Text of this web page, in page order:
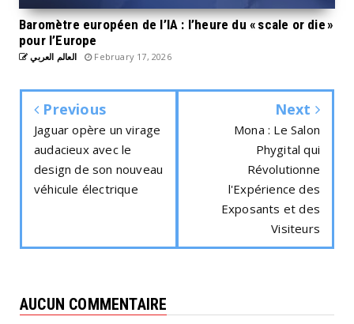
Baromètre européen de l’IA : l’heure du « scale or die »
pour l’Europe
العالم العربي February 17, 2026
Previous
Jaguar opère un virage
audacieux avec le
design de son nouveau
véhicule électrique
Next
Mona : Le Salon
Phygital qui
Révolutionne
l'Expérience des
Exposants et des
Visiteurs
AUCUN COMMENTAIRE